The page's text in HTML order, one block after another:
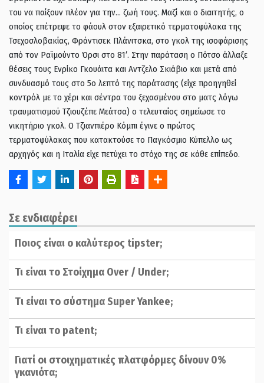
του να παίξουν πλέον για την… ζωή τους. Μαζί και ο διαιτητής, ο
οποίος επέτρεψε το φάουλ στον εξαιρετικό τερματοφύλακα της
Τσεχοσλοβακίας, Φράντισεκ Πλάνιτσκα, στο γκολ της ισοφάρισης
από τον Ραϊμούντο Όρσι στο 81′. Στην παράταση ο Πότσο άλλαξε
θέσεις τους Ενρίκο Γκουάιτα και Αντζελο Σκιάβιο και μετά από
συνδυασμό τους στο 5ο λεπτό της παράτασης (είχε προηγηθεί
κοντρόλ με το χέρι και σέντρα του ξεχασμένου στο ματς λόγω
τραυματισμού Τζιουζέπε Μεάτσα) ο τελευταίος σημείωσε το
νικητήριο γκολ. Ο Τζιανπιέρο Κόμπι έγινε ο πρώτος
τερματοφύλακας που κατακτούσε το Παγκόσμιο Κύπελλο ως
αρχηγός και η Ιταλία είχε πετύχει το στόχο της σε κάθε επίπεδο.
Σε ενδιαφέρει
Ποιος είναι ο καλύτερος tipster;
Τι είναι το Στοίχημα Over / Under;
Tι είναι το σύστημα Super Yankee;
Τι είναι το patent;
Γιατί οι στοιχηματικές πλατφόρμες δίνουν 0%
γκανιότα;